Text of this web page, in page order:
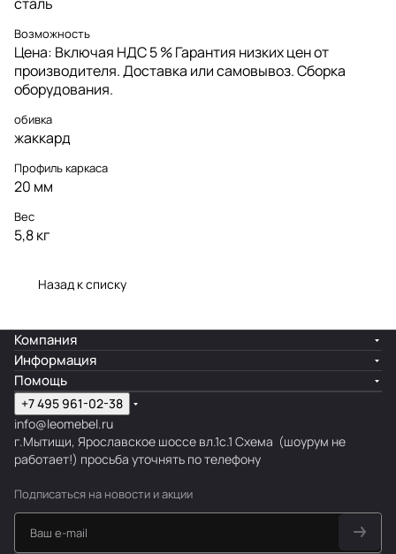
Возможность
Цена: Включая НДС 5 % Гарантия низких цен от
производителя. Доставка или самовывоз. Сборка
оборудования.
обивка
жаккард
Профиль каркаса
20 мм
Вес
5,8 кг
Назад к списку
Компания
Информация
Помощь
+7 495 961-02-38
info@leomebel.ru
г.Мытищи, Ярославское шоссе вл.1с.1 Схема (шоурум не
работает!) просьба уточнять по телефону
Подписаться на новости и акции